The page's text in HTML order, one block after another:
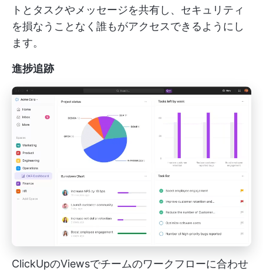
トとタスクやメッセージを共有し、セキュリティ
を損なうことなく誰もがアクセスできるようにし
ます。
進捗追跡
ClickUpのViewsでチームのワークフローに合わせ